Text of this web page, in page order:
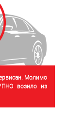
Молимо
возило из